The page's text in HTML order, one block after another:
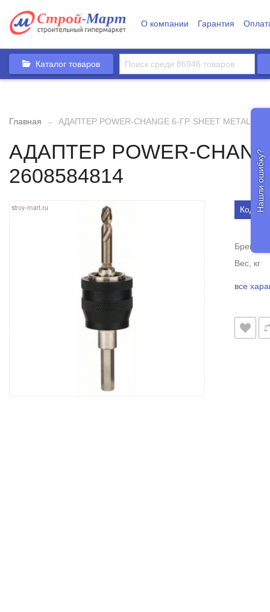
О компании Гарантия
Каталог товаров
Главная → АДАПТЕР POWER-CHANGE 6-ГР. SHEET METAL -
АДАПТЕР POWER-
2608584814
Код
Бренд
Вес, кг
все
Нашли ошибку?